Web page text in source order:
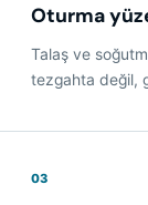
Oturma
Talaş ve
tezgahta değil,
03